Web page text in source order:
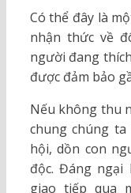
Có thể đây là
nhận thức về
người đang
được đảm bảo
Nếu không thu
chung chúng
hội, dồn con
độc. Đáng
giao tiếp qua